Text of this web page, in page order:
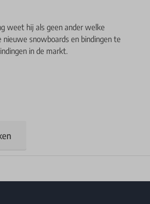
weet hij als geen ander welke
snowboards en bindingen te
in de markt.